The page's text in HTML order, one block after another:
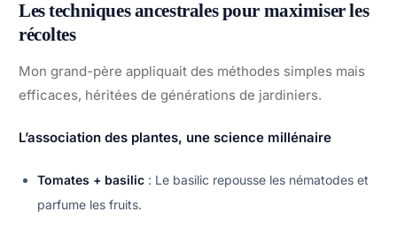
Les techniques ancestrales pour maximiser les
récoltes
Mon grand-père appliquait des méthodes simples mais
efficaces, héritées de générations de jardiniers.
L’association des plantes, une science millénaire
Tomates + basilic : Le basilic repousse les nématodes et
parfume les fruits.